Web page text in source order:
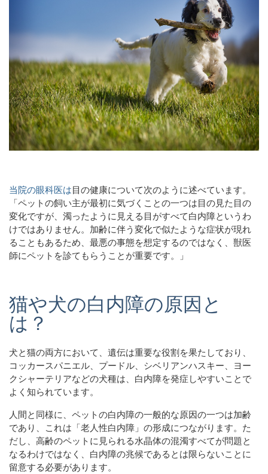
当院の眼科医は目の健康について次のように述べています。
「ペットの飼い主が最初に気づくことの一つは目の見た目の
変化ですが、濁ったように見える目がすべて白内障というわ
けではありません。加齢に伴う変化で似たような症状が現れ
ることもあるため、最悪の事態を想定するのではなく、獣医
師にペットを診てもらうことが重要です。」
猫や犬の白内障の原因と
は？
犬と猫の両方において、遺伝は重要な役割を果たしており、
コッカースパニエル、プードル、シベリアンハスキー、ヨー
クシャーテリアなどの犬種は、白内障を発症しやすいことで
よく知られています。
人間と同様に、ペットの白内障の一般的な原因の一つは加齢
であり、これは「老人性白内障」の形成につながります。た
だし、高齢のペットに見られる水晶体の混濁すべてが問題と
なるわけではなく、白内障の兆候であるとは限らないことに
留意する必要があります。